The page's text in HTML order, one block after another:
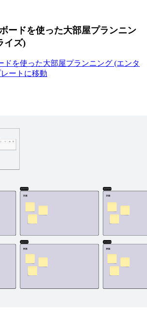
ードを使った大部屋プランニン
イズ)
ドを使った大部屋プランニング (エンタ
ートに移動